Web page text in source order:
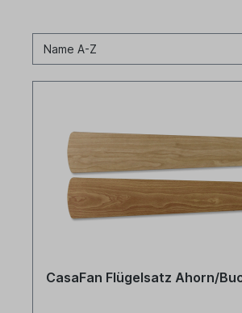
CasaFan Flügelsatz Ahorn/